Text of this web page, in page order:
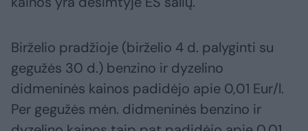
Birželio pradžioje (birželio 4 d. palyginti su
gegužės 30 d.) benzino ir dyzelino
didmeninės kainos padidėjo apie 0,01 Eur/l.
Per gegužės mėn. didmeninės benzino ir